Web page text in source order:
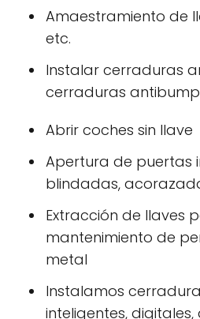
Amaestramiento de
etc.
Instalar cerraduras
cerraduras
Abrir coches sin llave
Apertura de puertas
blindadas,
Extracción de llaves
mantenimiento de
metal
Instalamos
inteligentes,